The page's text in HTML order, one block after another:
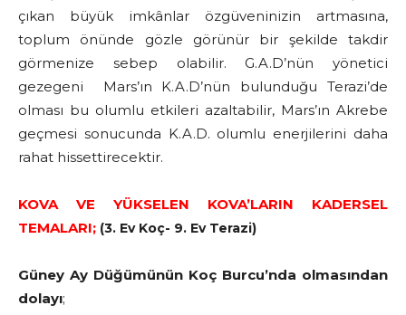
çıkan büyük imkânlar özgüveninizin artmasına,
toplum önünde gözle görünür bir şekilde takdir
görmenize sebep olabilir. G.A.D’nün yönetici
gezegeni Mars’ın K.A.D’nün bulunduğu Terazi’de
olması bu olumlu etkileri azaltabilir, Mars’ın Akrebe
geçmesi sonucunda K.A.D. olumlu enerjilerini daha
rahat hissettirecektir.
KOVA VE YÜKSELEN KOVA’LARIN KADERSEL
TEMALARI; (3. Ev Koç- 9. Ev Terazi)
Güney Ay Düğümünün Koç Burcu’nda olmasından
dolayı;